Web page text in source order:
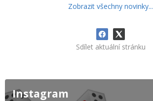
Zobrazit všechny novinky...
Sdílet aktuální stránku
Instagram